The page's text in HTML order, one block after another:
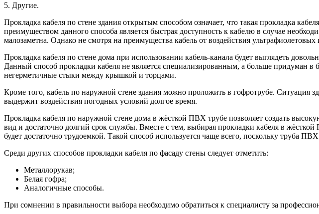
5. Другие.
Прокладка кабеля по стене здания открытым способом означает, что такая прокладка
преимуществом данного способа является быстрая доступность к кабелю в случае
малозаметна. Однако не смотря на преимущества кабель от воздействия
Прокладка кабеля по стене дома при использовании кабель-канала будет выглядеть
Данный способ прокладки кабеля не является специализированным, а больше придуман в
негерметичные стыки между крышкой и торцами.
Кроме того, кабель по наружной стене здания можно проложить в гофротрубе. Ситуация
выдержит воздействия погодных условий долгое время.
Прокладка кабеля по наружной стене дома в жёсткой ПВХ трубе позволяет создать
вид и достаточно долгий срок службы. Вместе с тем, выбирая прокладки кабеля в
будет достаточно трудоемкой. Такой способ используется чаще всего, поскольку труба
Среди других способов прокладки кабеля по фасаду стены следует отметить:
Металлорукав;
Белая гофра;
Аналогичные способы.
При сомнении в правильности выбора необходимо обратиться к специалисту за